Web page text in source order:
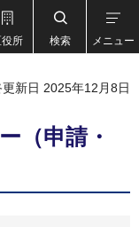
役所 検索 メニュー
更新日 2025年12月8日
（申請・